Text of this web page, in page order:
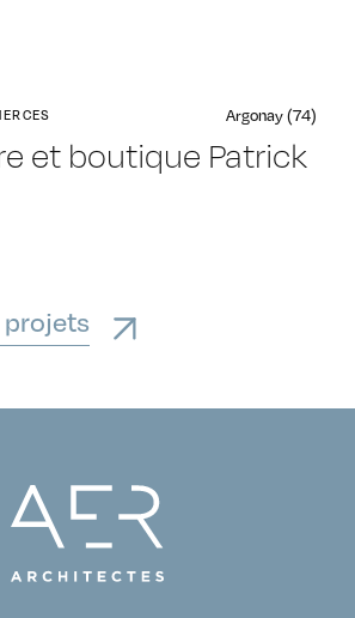
Argonay (74)
et boutique Patrick
projets